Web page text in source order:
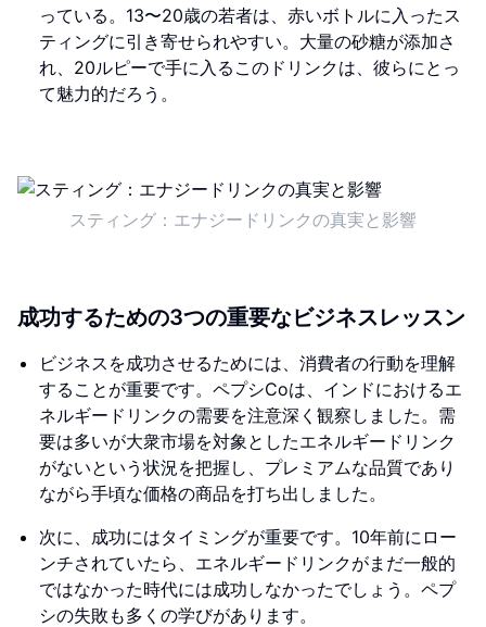
っている。13〜20歳の若者は、赤いボトルに入ったス
ティングに引き寄せられやすい。大量の砂糖が添加さ
れ、20ルピーで手に入るこのドリンクは、彼らにとっ
て魅力的だろう。
スティング：エナジードリンクの真実と影響
成功するための3つの重要なビジネスレッスン
ビジネスを成功させるためには、消費者の行動を理解
することが重要です。ペプシCoは、インドにおけるエ
ネルギードリンクの需要を注意深く観察しました。需
要は多いが大衆市場を対象としたエネルギードリンク
がないという状況を把握し、プレミアムな品質であり
ながら手頃な価格の商品を打ち出しました。
次に、成功にはタイミングが重要です。10年前にロー
ンチされていたら、エネルギードリンクがまだ一般的
ではなかった時代には成功しなかったでしょう。ペプ
シの失敗も多くの学びがあります。